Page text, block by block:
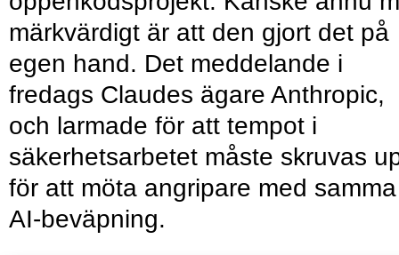
märkvärdigt är att den gjort det på
egen hand. Det meddelande i
fredags Claudes ägare Anthropic,
och larmade för att tempot i
säkerhetsarbetet måste skruvas
för att möta angripare med samma
AI-beväpning.